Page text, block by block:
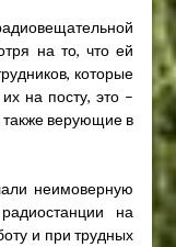
на то, что ей
которые
на посту, это –
верующие в
неимоверную
на
и при трудных